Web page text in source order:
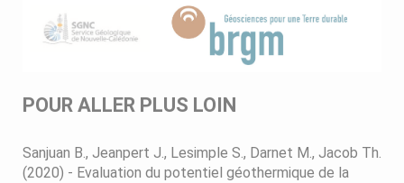
POUR ALLER PLUS LOIN
Sanjuan B., Jeanpert J., Lesimple S., Darnet M., Jacob Th.
(2020) - Evaluation du potentiel géothermique de la